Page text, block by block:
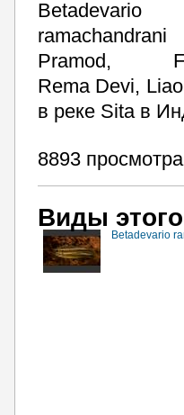
Betadevario
ramachandrani
Pramod,
Rema Devi,
в реке Sita в
8893 просмотра
Виды
Betadevario